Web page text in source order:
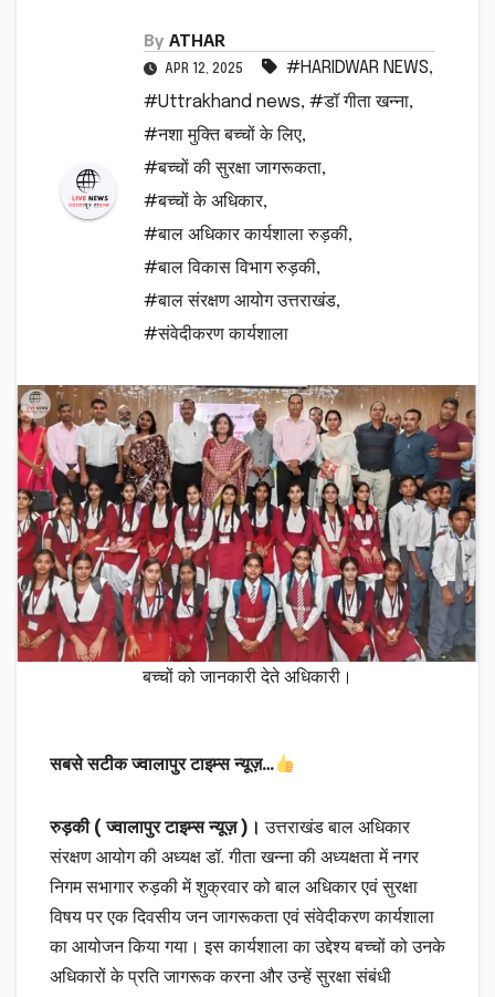
By ATHAR
APR 12, 2025 #HARIDWAR NEWS,
#Uttrakhand news, #डॉ गीता खन्ना,
#नशा मुक्ति बच्चों के लिए,
#बच्चों की सुरक्षा जागरूकता,
#बच्चों के अधिकार,
#बाल अधिकार कार्यशाला रुड़की,
#बाल विकास विभाग रुड़की,
#बाल संरक्षण आयोग उत्तराखंड,
#संवेदीकरण कार्यशाला
बच्चों को जानकारी देते अधिकारी।
सबसे सटीक ज्वालापुर टाइम्स न्यूज़…
रुड़की ( ज्वालापुर टाइम्स न्यूज़ )।उत्तराखंड बाल अधिकार
संरक्षण आयोग की अध्यक्ष डॉ. गीता खन्ना की अध्यक्षता में नगर
निगम सभागार रुड़की में शुक्रवार को बाल अधिकार एवं सुरक्षा
विषय पर एक दिवसीय जन जागरूकता एवं संवेदीकरण कार्यशाला
का आयोजन किया गया। इस कार्यशाला का उद्देश्य बच्चों को उनके
अधिकारों के प्रति जागरूक करना और उन्हें सुरक्षा संबंधी